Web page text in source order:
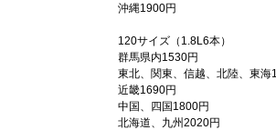
沖縄1900円
120サイズ（1.8L6本）
群馬県内1530円
東北、関東、信越、北陸、東海
近畿1690円
中国、四国1800円
北海道、九州2020円